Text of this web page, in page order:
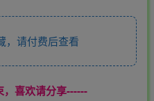
请付费后查看
喜欢请分享------